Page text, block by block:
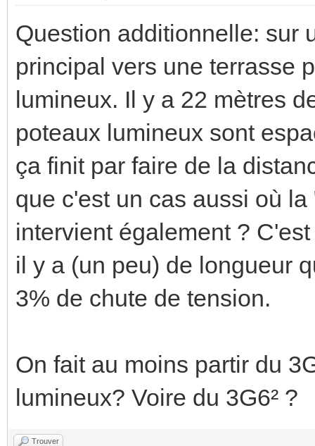
Question additionnelle: sur
principal vers une terrasse
lumineux. Il y a 22 mètres
poteaux lumineux sont
ça finit par faire de la
que c'est un cas aussi où
intervient également ?
il y a (un peu) de longueur
3% de chute de tension.
On fait au moins partir du
lumineux? Voire du 3G6² ?
Trouver